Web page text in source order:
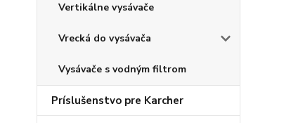
Vertikálne vysávače
Vrecká do vysávača
Vysávače s vodným filtrom
Príslušenstvo pre Karcher